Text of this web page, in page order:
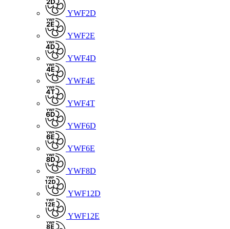
YWF2D
YWF2E
YWF4D
YWF4E
YWF4T
YWF6D
YWF6E
YWF8D
YWF12D
YWF12E